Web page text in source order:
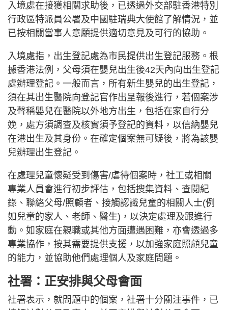
入境處在接獲相關求助後，已透過外交部駐香港特別
行政區特派員公署及中國駐瑞典大使館了解情況，並
已按相關當事人意願提供適切意見及可行的協助。
入境處指，出生登記處為市民提供出生登記服務。根
據香港法例，父母須在嬰兒出生後42天內向出生登記
處辦理登記。一般而言，所有新生嬰兒的出生登記，
須在其出生醫院向登記官作出呈報後進行，若個案涉
及聲稱嬰兒在醫院以外地方出生，包括在家自行分
娩，處方須調查及核實須予登記的資料，以信納嬰兒
在港出生及其身份。在確定個案無可疑後，將為該嬰
兒辦理出生登記。
在處理兒童懷疑受到傷害/虐待個案時，社工或相關
專業人員會進行初步評估，包括搜集資料、查閱紀
錄、聯絡父母/照顧者、接觸認識兒童的相關人士(例
如兒童的家人、老師、醫生)，以決定處理及跟進行
動。如家庭在親職或其他方面遭遇困難，亦會透過多
專業協作，按其需要提供支援，以加強家庭照顧兒童
的能力，並協助他們處理個人及家庭問題。
社署：正安排與父母會面
社署表示，就問題中的個案，社署十分關注事件，已